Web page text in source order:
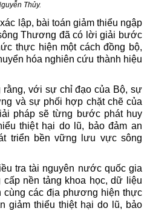
Thủy.
lập, bài toán giảm thiểu ngập
Thương đã có lời giải bước
thực hiện một cách đồng bộ,
hóa nghiên cứu thành hiệu
với sự chỉ đạo của Bộ, sự
và sự phối hợp chặt chẽ của
pháp sẽ từng bước phát huy
thiệt hại do lũ, bảo đảm an
triển bền vững lưu vực sông
tra tài nguyên nước quốc gia
nền tảng khoa học, dữ liệu
cùng các địa phương hiện thực
giảm thiểu thiệt hại do lũ, bảo